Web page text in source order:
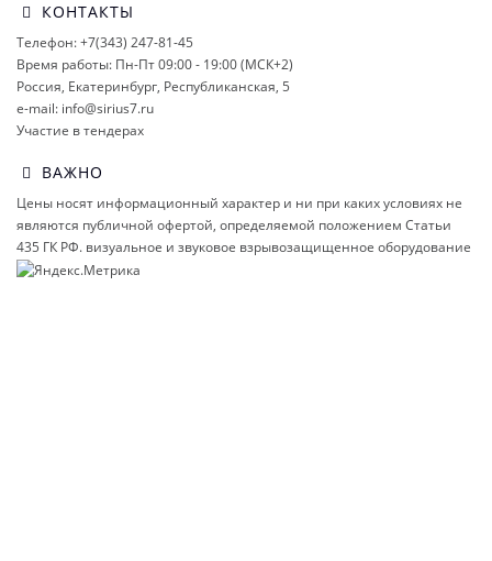
КОНТАКТЫ
Телефон: +7(343) 247-81-45
Время работы: Пн-Пт 09:00 - 19:00 (МСК+2)
Россия, Екатеринбург, Республиканская, 5
e-mail: info@sirius7.ru
Участие в тендерах
ВАЖНО
Цены носят информационный характер и ни при каких условиях не
являются публичной офертой, определяемой положением Статьи
435 ГК РФ. визуальное и звуковое взрывозащищенное оборудование